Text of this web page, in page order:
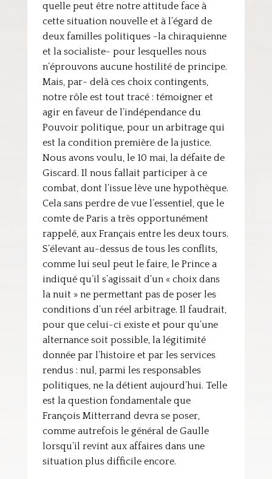
quelle peut être notre attitude face à
cette situation nouvelle et à l’égard de
deux familles politiques -la chiraquienne
et la socialiste- pour lesquelles nous
n’éprouvons aucune hostilité de principe.
Mais, par- delà ces choix contingents,
notre rôle est tout tracé : témoigner et
agir en faveur de l’indépendance du
Pouvoir politique, pour un arbitrage qui
est la condition première de la justice.
Nous avons voulu, le 10 mai, la défaite de
Giscard. Il nous fallait participer à ce
combat, dont l’issue lève une hypothèque.
Cela sans perdre de vue l’essentiel, que le
comte de Paris a très opportunément
rappelé, aux Français entre les deux tours.
S’élevant au-dessus de tous les conflits,
comme lui seul peut le faire, le Prince a
indiqué qu’il s’agissait d’un « choix dans
la nuit » ne permettant pas de poser les
conditions d’un réel arbitrage. Il faudrait,
pour que celui-ci existe et pour qu’une
alternance soit possible, la légitimité
donnée par l’histoire et par les services
rendus : nul, parmi les responsables
politiques, ne la détient aujourd’hui. Telle
est la question fondamentale que
François Mitterrand devra se poser,
comme autrefois le général de Gaulle
lorsqu’il revint aux affaires dans une
situation plus difficile encore.